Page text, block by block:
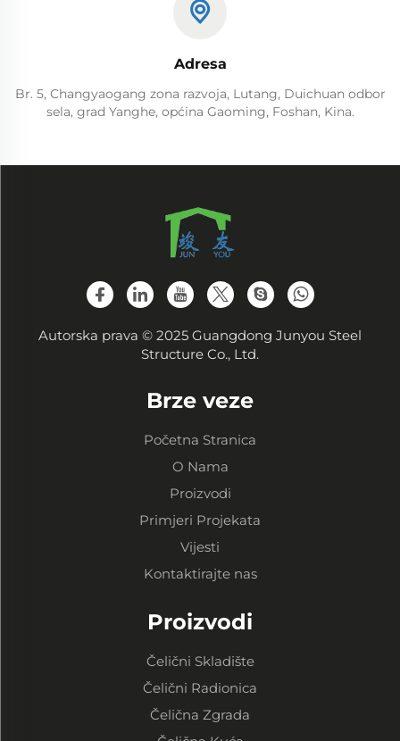
Adresa
Br. 5, Changyaogang zona razvoja, Lutang, Duichuan odbor
sela, grad Yanghe, općina Gaoming, Foshan, Kina.
Autorska prava © 2025 Guangdong Junyou Steel
Structure Co., Ltd.
Brze veze
Početna Stranica
O Nama
Proizvodi
Primjeri Projekata
Vijesti
Kontaktirajte nas
Proizvodi
Čelični Skladište
Čelični Radionica
Čelična Zgrada